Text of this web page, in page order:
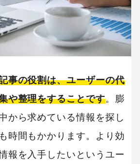
事の役割は、ユーザーの代
や整理をすることです。膨
から求めている情報を探し
時間もかかります。より効
報を入手したいというユー